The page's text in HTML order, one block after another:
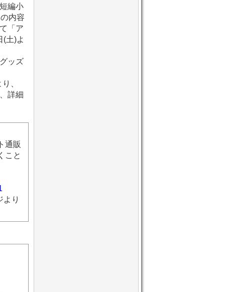
編小
内容
「ア
(土)よ
ッズ
、
詳細
通販
こと
り